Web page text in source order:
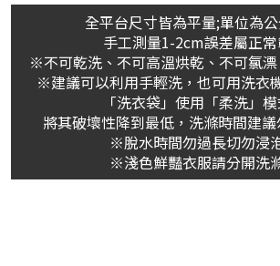
全平台尺寸皆為平量;單位為
手工測量1-2cm誤差屬正
※不可乾洗、不可高溫烘乾、不可氯
※建議可以利用手輕洗，也可用洗衣
「洗衣袋」使用「柔洗」模
將其破壞性降到最低，洗滌時間建
※脫水時間勿過長切勿浸
※淺色鮮豔衣服請分開洗